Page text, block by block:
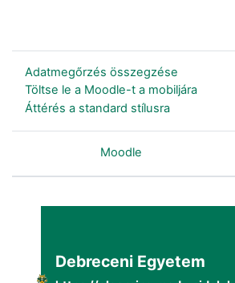
Adatmegőrzés összegzése
Töltse le a Moodle-t a mobiljára
Áttérés a standard stílusra
Moodle
Debreceni Egyetem